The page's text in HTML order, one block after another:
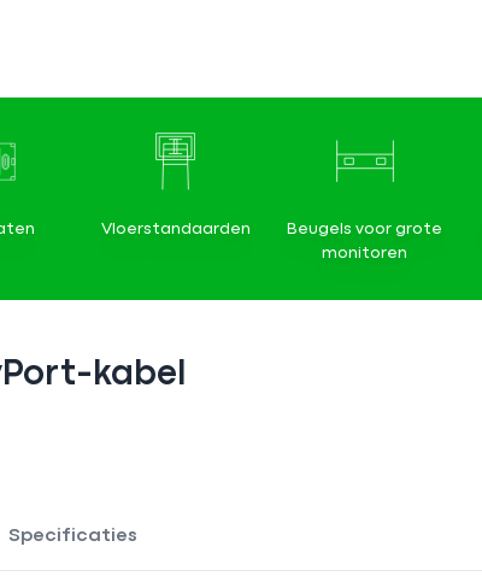
Vloerstandaarden
Beugels voor grote
monitoren
kabel
Specificaties